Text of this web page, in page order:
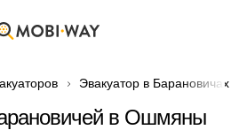
Эвакуатор в Барановичах
в Ошмяны